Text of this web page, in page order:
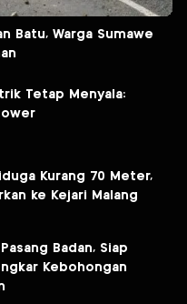
Batu, Warga Sumawe
tower
Kurang 70 Meter,
ke Kejari Malang
Badan, Siap
Kebohongan